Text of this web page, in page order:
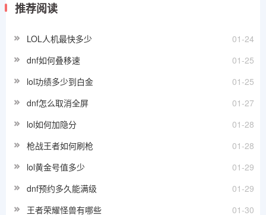
推荐阅读
01-24
LOL人机最快多少
01-25
dnf如何叠移速
01-25
lol功绩多少到白金
01-27
dnf怎么取消全屏
01-28
lol如何加隐分
01-28
枪战王者如何刷枪
01-29
lol黄金号值多少
01-29
dnf预约多久能满级
01-30
王者荣耀怪兽有哪些